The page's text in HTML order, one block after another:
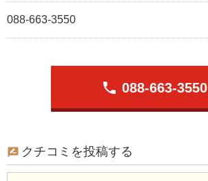
088-663-3550
phone 088-663-3550
クチコミを投稿する